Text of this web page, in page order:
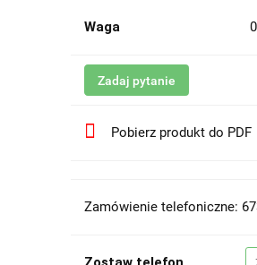
Waga
Zadaj pytanie
Pobierz produkt do PDF
Zamówienie telefoniczne: